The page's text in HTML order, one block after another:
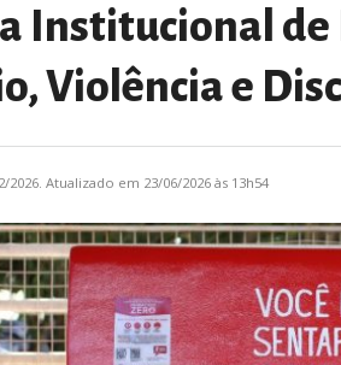
Institucional
Violência e
2026. Atualizado em 23/06/2026 às 13h54